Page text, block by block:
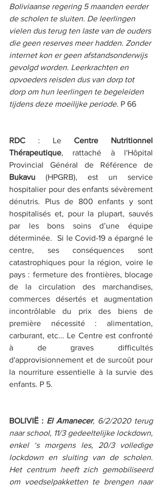
Boliviaanse regering 5 maanden eerder
de scholen te sluiten. De leerlingen
vielen dus terug ten laste van de ouders
die geen reserves meer hadden. Zonder
internet kon er geen afstandsonderwijs
gevolgd worden. Leerkrachten en
opvoeders reisden dus van dorp tot
dorp om hun leerlingen te begeleiden
tijdens deze moeilijke periode. P 66
RDC : Le Centre Nutritionnel
Thérapeutique, rattaché à l'Hôpital
Bukavu (HPGRB), est un service
hospitalier pour des enfants sévèrement
dénutris. Plus de 800 enfants y sont
hospitalisés et, pour la plupart, sauvés
par les bons soins d’une équipe
déterminée.  Si le Covid-19 a épargné le
centre, ses conséquences sont
catastrophiques pour la région, voire le
pays : fermeture des frontières, blocage
de la circulation des marchandises,
commerces désertés et augmentation
incontrôlable du prix des biens de
première nécessité : alimentation,
carburant, etc... Le Centre est confronté
à de graves difficultés
d'approvisionnement et de surcoût pour
la nourriture essentielle à la survie des
enfants. P 5.
BOLIVIË : El Amanecer, 6/2/2020 terug
naar school, 11/3 gedeeltelijke lockdown,
enkel ‘s morgens les, 20/3 volledige
lockdown en sluiting van de scholen.
Het centrum heeft zich gemobiliseerd
om voedselpakketten te brengen naar